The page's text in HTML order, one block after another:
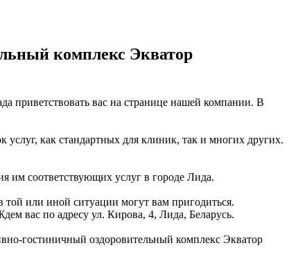
комплекс Экватор
вас на странице нашей компании. В
как стандартных для клиник, так и многих других.
им соответствующих услуг в городе Лида.
или иной ситуации могут вам пригодиться.
вас по адресу ул. Кирова, 4, Лида, Беларусь.
гостиничный оздоровительный комплекс Экватор